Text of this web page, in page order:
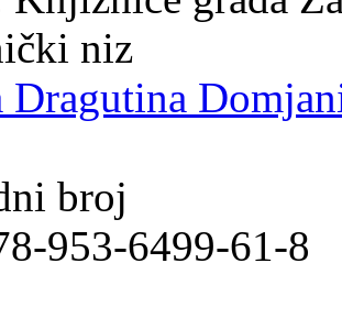
niz
Dragutina
broj
953-6499-61-8